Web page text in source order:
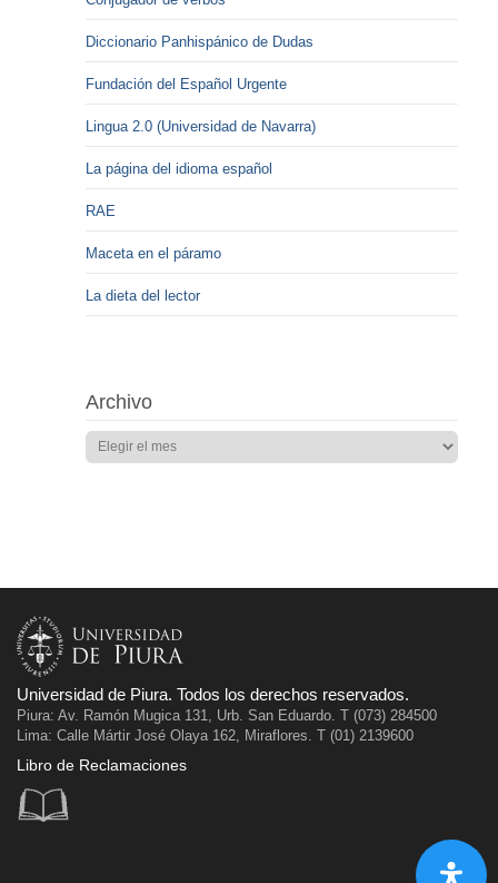
Diccionario Panhispánico de Dudas
Fundación del Español Urgente
Lingua 2.0 (Universidad de Navarra)
La página del idioma español
RAE
Maceta en el páramo
La dieta del lector
Archivo
Universidad de Piura. Todos los derechos reservados.
Piura: Av. Ramón Mugica 131, Urb. San Eduardo. T (073) 284500
Lima: Calle Mártir José Olaya 162, Miraflores. T (01) 2139600
Libro de Reclamaciones